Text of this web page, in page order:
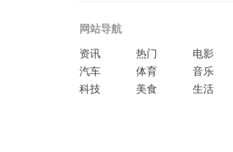
网站导航
资讯 热门
电影
汽车
体育
音乐
科技
美食 生活